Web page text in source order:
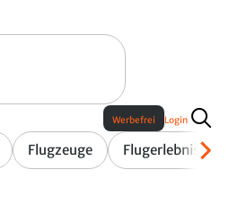
Flugzeuge Flugerlebnis
Werbefrei Login